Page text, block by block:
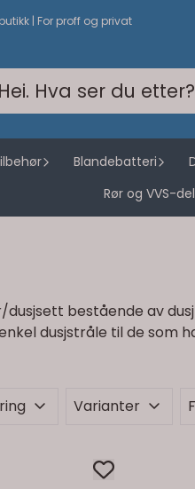
| For proff og privat
Blandebatteri
Rør og VVS-
bestående av
dusjstråle til de som
Varianter